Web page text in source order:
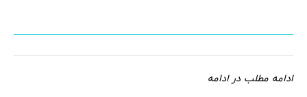
ادامه مطلب در ادامه